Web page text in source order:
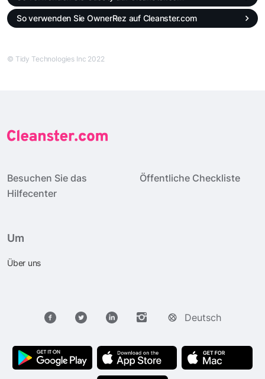
So verwenden Sie OwnerRez auf Cleanster.com
© Tidy Technologies Inc 2022
Besuchen Sie das
Hilfecenter
Öffentliche Checkliste
Um
Über uns
Deutsch